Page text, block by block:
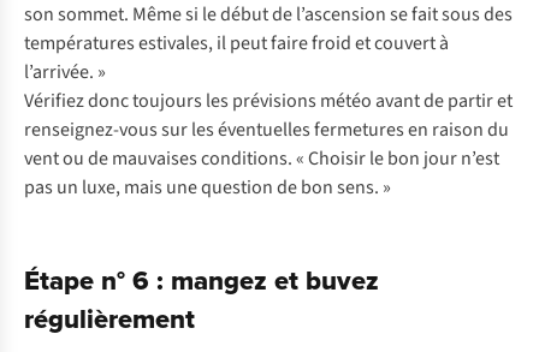
son sommet. Même si le début de l’ascension se fait sous des
températures estivales, il peut faire froid et couvert à
l’arrivée. »
Vérifiez donc toujours les prévisions météo avant de partir et
renseignez-vous sur les éventuelles fermetures en raison du
vent ou de mauvaises conditions. « Choisir le bon jour n’est
pas un luxe, mais une question de bon sens. »
Étape n° 6 : mangez et buvez
régulièrement